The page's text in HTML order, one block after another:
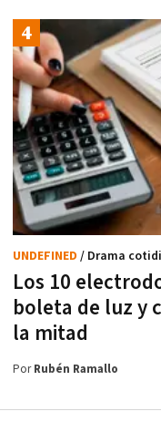
Los 10
boleta de luz y
la mitad
UNDEFINED / Drama
PorRubén Ramallo